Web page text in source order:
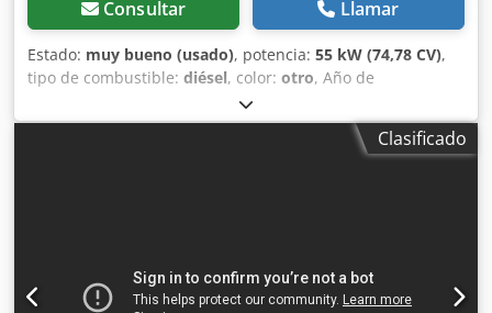
Consultar Llamar
Estado: muy bueno (usado), potencia: 55 kW (74,78 CV),
tipo de combustible: diésel, color: otro, Año de
, horas de funcionamiento:
Equipamiento:aire acondicionado, Información técnica
Número de cilindros: 4 Cilindrada del motor: 2.400 cc
hidráulico - Faro(s) de trabajo - Orugas de goma - Alto
caudal - Acoplador rápido hidráulico - Iluminación LED -
Clasificado